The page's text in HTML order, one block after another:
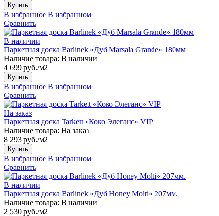
Купить
В избранное В избранном
Сравнить
В наличии
Паркетная доска Barlinek «Дуб Marsala Grande» 180мм
Наличие товара: В наличии
4 699 руб./м2
Купить
В избранное В избранном
Сравнить
На заказ
Паркетная доска Tarkett «Коко Элеганс» VIP
Наличие товара: На заказ
8 293 руб./м2
Купить
В избранное В избранном
Сравнить
В наличии
Паркетная доска Barlinek «Дуб Honey Molti» 207мм.
Наличие товара: В наличии
2 530 руб./м2